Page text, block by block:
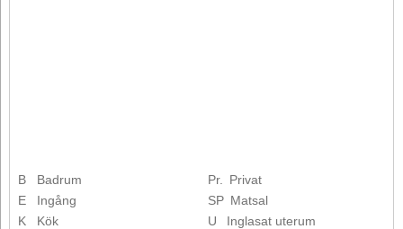
B
Badrum
E
Ingång
K
Kök
Pr.
Privat
SP Matsal
U
Inglasat uterum